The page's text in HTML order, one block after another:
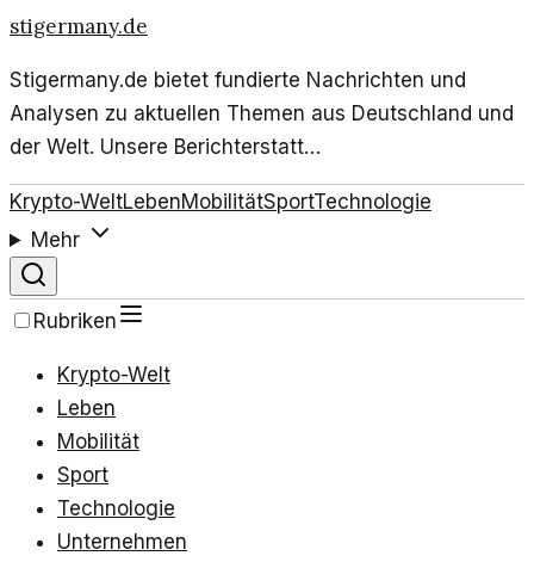
stigermany.de
Stigermany.de bietet fundierte Nachrichten und
Analysen zu aktuellen Themen aus Deutschland und
der Welt. Unsere Berichterstatt…
Krypto-WeltLebenMobilitätSportTechnologie
Mehr
Rubriken
Krypto-Welt
Leben
Mobilität
Sport
Technologie
Unternehmen